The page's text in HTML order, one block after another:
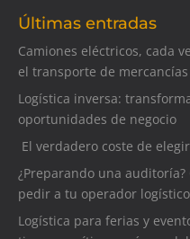
Últimas entradas
Camiones eléctricos, cada
el transporte de mercancías
Logística inversa:
oportunidades de negocio
El verdadero coste de
¿Preparando una
pedir a tu operador logístico
Logística para ferias y